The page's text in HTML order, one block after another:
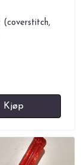
(coverstitch,
Kjøp